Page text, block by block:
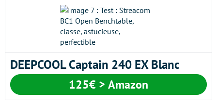
DEEPCOOL Captain 240 EX Blanc
125€ > Amazon